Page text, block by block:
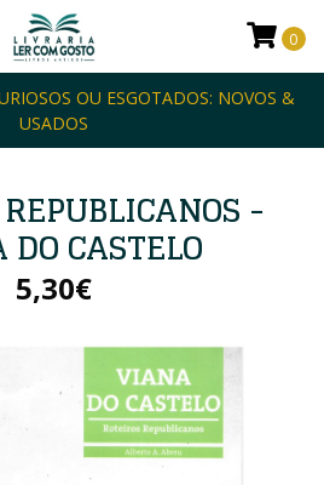
OU ESGOTADOS: NOVOS &
USADOS
0
-
CASTELO
5,30€